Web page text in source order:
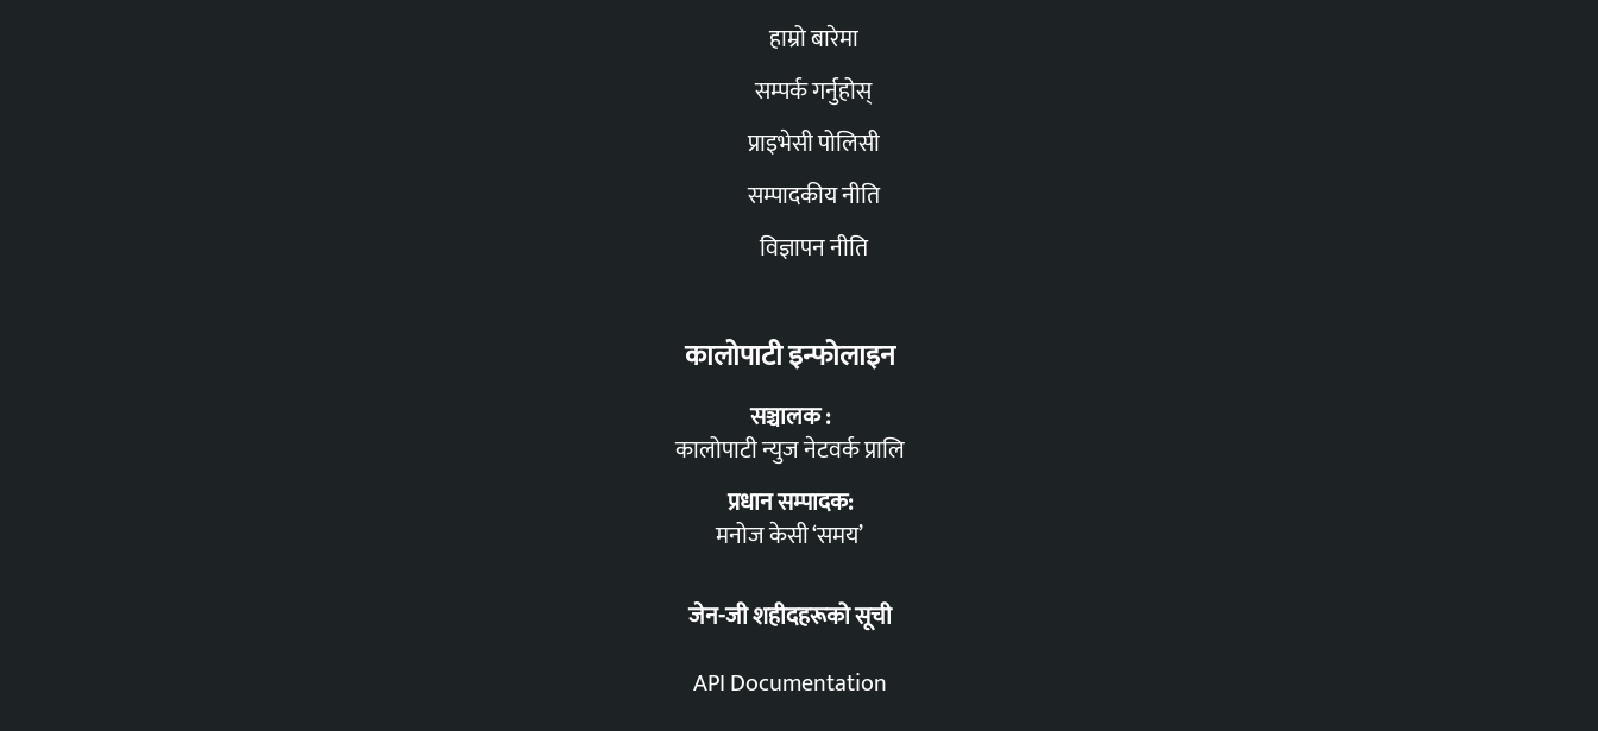
हाम्रो बारेमा
सम्पर्क गर्नुहोस्
प्राइभेसी पोलिसी
सम्पादकीय नीति
विज्ञापन नीति
कालोपाटी इन्फोलाइन
सञ्चालक :
कालोपाटी न्युज नेटवर्क प्रालि
प्रधान सम्पादक:
मनोज केसी ‘समय’
जेन-जी शहीदहरूको सूची
API Documentation